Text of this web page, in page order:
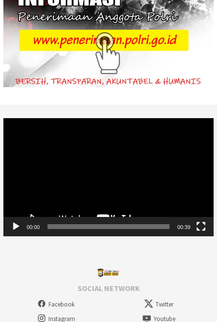
00:00 00:39
SOCIAL NETWORK
Facebook
Twitter
Instagram
Youtube